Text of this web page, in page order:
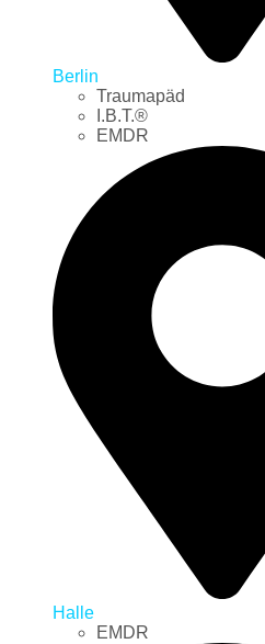
Berlin
Traumapäd
I.B.T.®
EMDR
Halle
EMDR